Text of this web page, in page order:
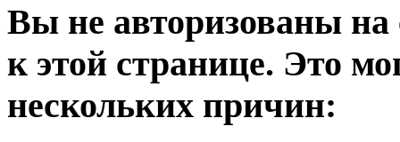
Вы не авторизованы на
к этой странице. Это
нескольких причин: